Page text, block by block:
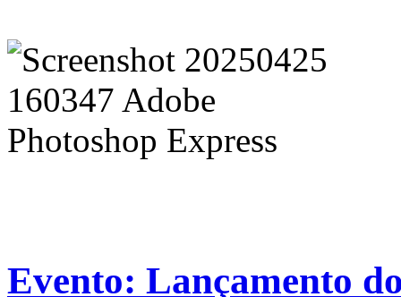
Evento: Lançamento